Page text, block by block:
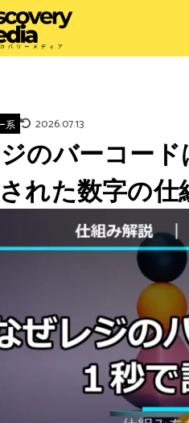
系 2026.07.13
のバーコー
れた数字の仕